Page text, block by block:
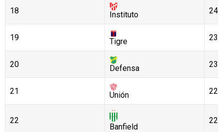
18 Instituto 24
19 Tigre 23
20 Defensa 23
21 Unión 22
22
Banfield
22